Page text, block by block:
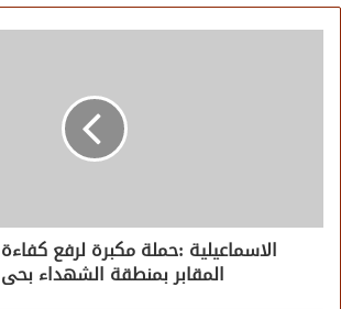
الاسماعيلية :حملة مكبرة لرفع
المقابر بمنطقة الشهداء